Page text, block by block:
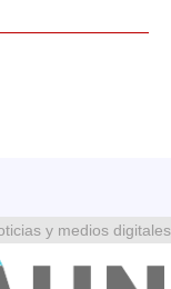
y medios digitales